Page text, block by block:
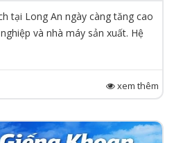
tại Long An ngày càng tăng cao
và nhà máy sản xuất. Hệ
xem thêm